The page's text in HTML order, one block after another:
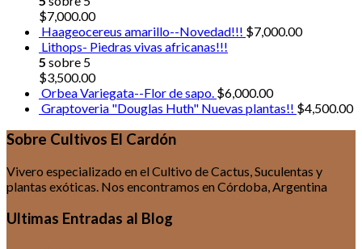
$7,000.00
Haageocereus amarillo--Novedad!!! $7,000.00
Lithops- Piedras vivas africanas!!!
5 sobre 5
$3,500.00
Orbea Variegata--Flor de sapo. $6,000.00
Graptoveria "Douglas Huth" Nuevas plantas!! $4,500.00
Sobre Cultivos El Cardón
Vivero especializado en el Cultivo de Cactus, Suculentas y
plantas exóticas. Nos encontramos en Córdoba, Argentina
Ultimas Entradas al Blog